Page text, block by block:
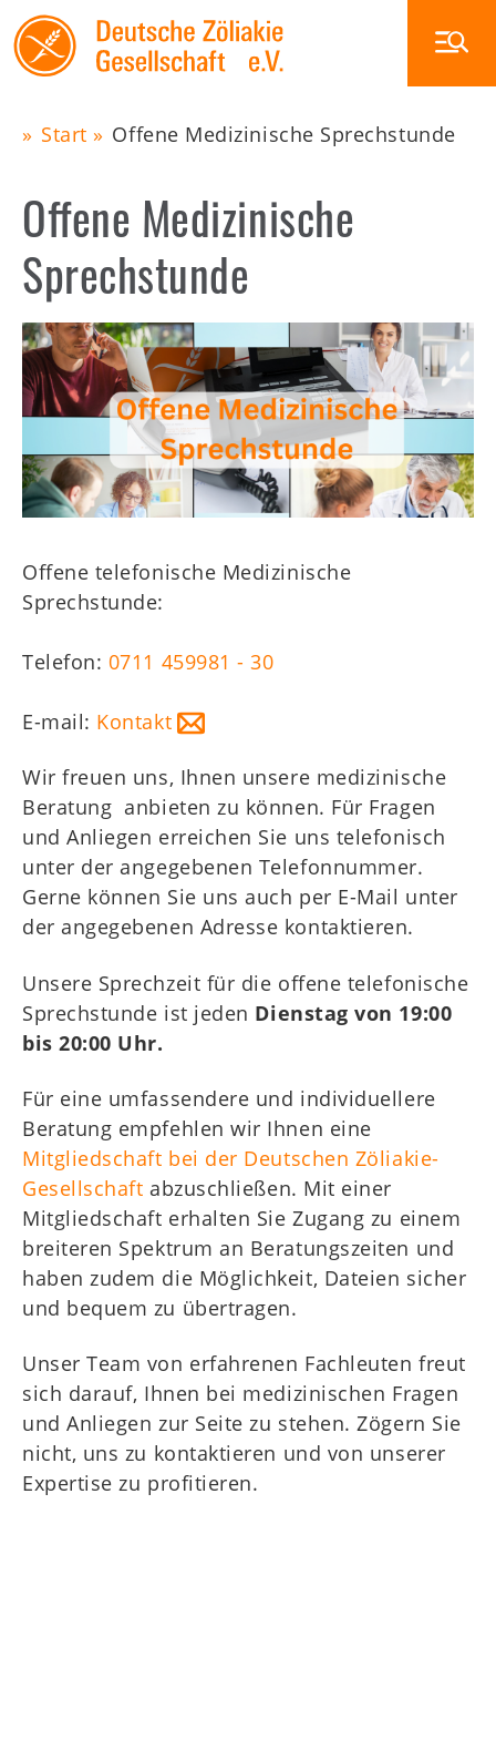
Skip
to
main
navigation
Zöliakie
Ernährung
Glutenfrei außer Haus
Veranstaltungen
Die DZG
Publikationen
Zöliakiegruppen
Shop
WZT
Mitgliederbereich
Pfadnavigation
Start Offene Medizinische Sprechstunde
Offene Medizinische
Sprechstunde
Image
Offene telefonische Medizinische
Sprechstunde:
Telefon: 0711 459981 - 30
E-mail: Kontakt
Wir freuen uns, Ihnen unsere medizinische
Beratung anbieten zu können. Für Fragen
und Anliegen erreichen Sie uns telefonisch
unter der angegebenen Telefonnummer.
Gerne können Sie uns auch per E-Mail unter
der angegebenen Adresse kontaktieren.
Unsere Sprechzeit für die offene telefonische
Sprechstunde ist jeden Dienstag von 19:00
bis 20:00 Uhr.
Für eine umfassendere und individuellere
Beratung empfehlen wir Ihnen eine
Mitgliedschaft bei der Deutschen Zöliakie-
Gesellschaft abzuschließen. Mit einer
Mitgliedschaft erhalten Sie Zugang zu einem
breiteren Spektrum an Beratungszeiten und
haben zudem die Möglichkeit, Dateien sicher
und bequem zu übertragen.
Unser Team von erfahrenen Fachleuten freut
sich darauf, Ihnen bei medizinischen Fragen
und Anliegen zur Seite zu stehen. Zögern Sie
nicht, uns zu kontaktieren und von unserer
Expertise zu profitieren.